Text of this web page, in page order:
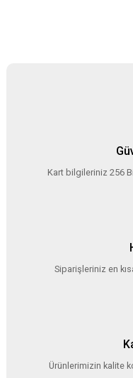
Kart bilgileriniz 256
Siparişleriniz en
Ürünlerimizin kalite